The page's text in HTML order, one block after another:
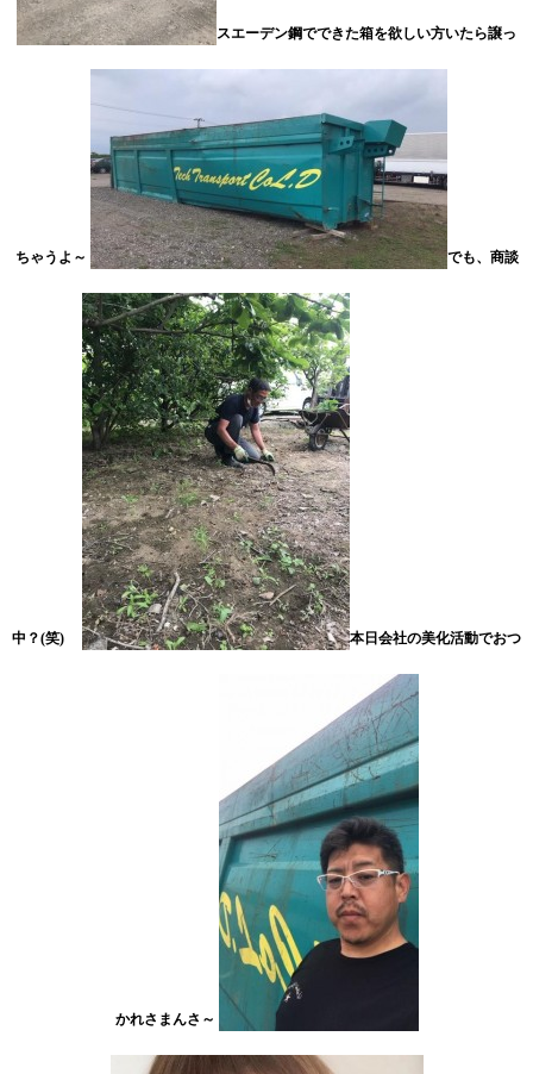
スエーデン鋼でできた箱を欲しい方いたら譲っ
ちゃうよ～ でも、商談
中？(笑) 本日会社の美化活動でおつ
かれさまんさ～